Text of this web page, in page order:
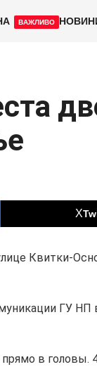
ВАЖЛИВО
Квитки-
ГУ НП
в головы.